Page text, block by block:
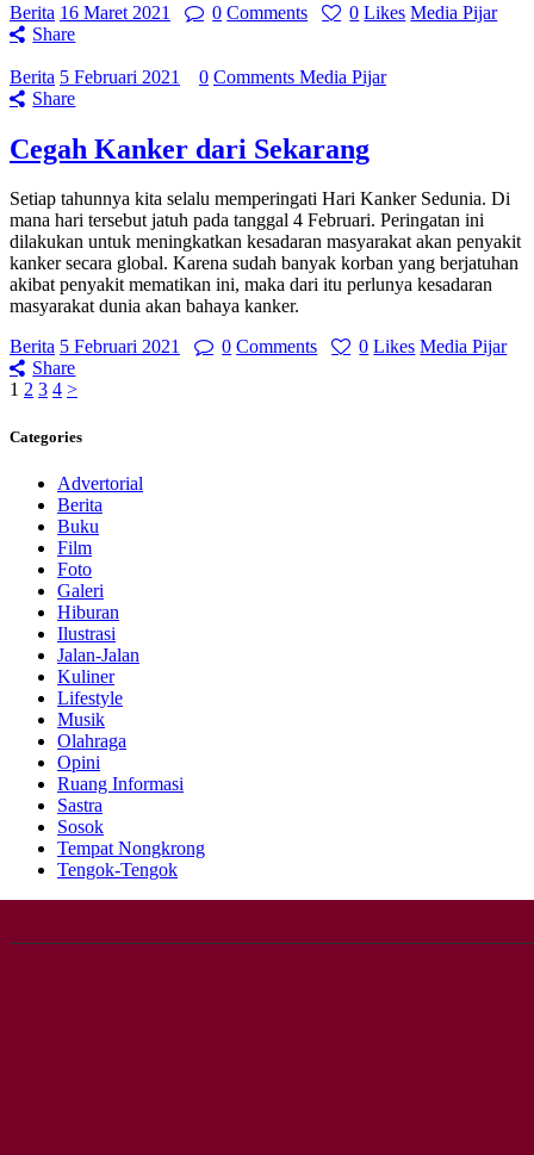
Berita 16 Maret 2021 0 Comments 0 Likes Media Pijar
Share
Berita 5 Februari 2021 0 Comments Media Pijar
Share
Cegah Kanker dari Sekarang
Setiap tahunnya kita selalu memperingati Hari Kanker Sedunia. Di
mana hari tersebut jatuh pada tanggal 4 Februari. Peringatan ini
dilakukan untuk meningkatkan kesadaran masyarakat akan penyakit
kanker secara global. Karena sudah banyak korban yang berjatuhan
akibat penyakit mematikan ini, maka dari itu perlunya kesadaran
masyarakat dunia akan bahaya kanker.
Berita 5 Februari 2021 0 Comments 0 Likes Media Pijar
Share
Navigasi
pos
Page
1 Page
2 Page
3 Page
4 >
Categories
Advertorial
Berita
Buku
Film
Foto
Galeri
Hiburan
Ilustrasi
Jalan-Jalan
Kuliner
Lifestyle
Musik
Olahraga
Opini
Ruang Informasi
Sastra
Sosok
Tempat Nongkrong
Tengok-Tengok